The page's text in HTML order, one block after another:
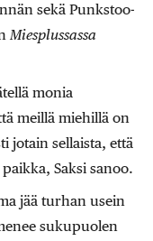
sekä Punkstoo-
Miesplussassa
monia
meillä miehillä on
jotain sellaista, että
Saksi sanoo.
jää turhan usein
sukupuolen